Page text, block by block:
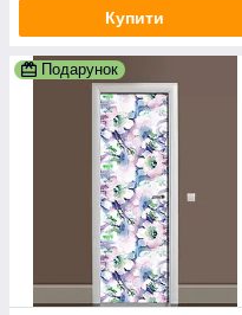
Купити
Подарунок